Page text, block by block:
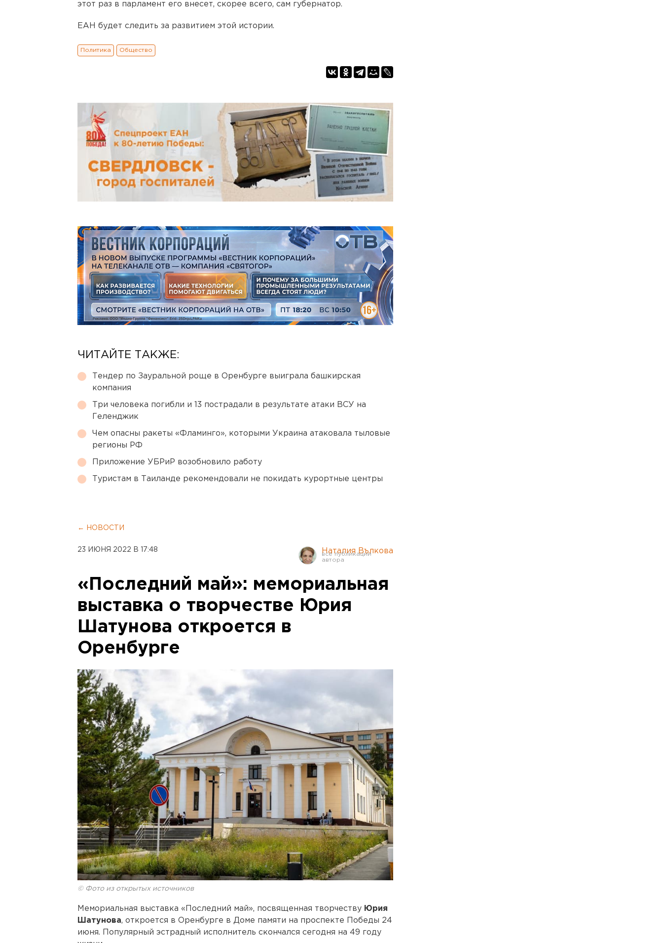
этот раз в парламент его внесет, скорее всего, сам губернатор.
ЕАН будет следить за развитием этой истории.
Политика Общество
ЧИТАЙТЕ ТАКЖЕ:
Тендер по Зауральной роще в Оренбурге выиграла башкирская
компания
Три человека погибли и 13 пострадали в результате атаки ВСУ на
Геленджик
Чем опасны ракеты «Фламинго», которыми Украина атаковала тыловые
регионы РФ
Приложение УБРиР возобновило работу
Туристам в Таиланде рекомендовали не покидать курортные центры
← НОВОСТИ
23 ИЮНЯ 2022 В 17:48 Наталия Вълкова
«Последний май»: мемориальная
выставка о творчестве Юрия
Шатунова откроется в
Оренбурге
© Фото из открытых источников
Мемориальная выставка «Последний май», посвященная творчеству Юрия
Шатунова, откроется в Оренбурге в Доме памяти на проспекте Победы 24
июня. Популярный эстрадный исполнитель скончался сегодня на 49 году